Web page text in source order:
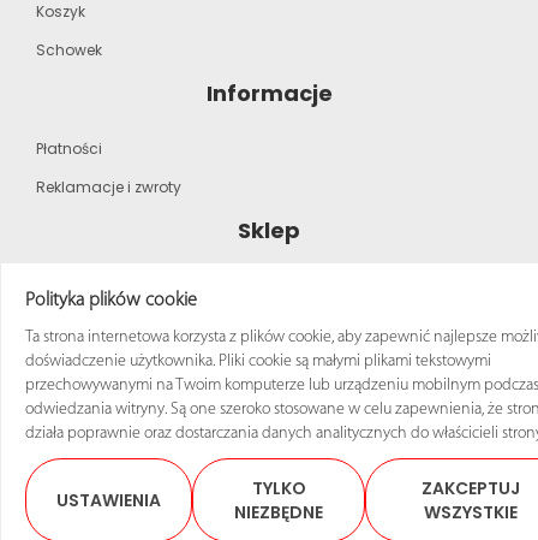
Koszyk
Schowek
Informacje
Płatności
Reklamacje i zwroty
Sklep
Strona główna
Katalog produktów
Regulamin zakupów
© 2025 Sklep ANRO Wszelkie prawa zastrzeżone
Polityka plików cookie
Ta strona internetowa korzysta z plików cookie, aby zapewnić najlepsze
doświadczenie użytkownika. Pliki cookie są małymi plikami tekstowymi
przechowywanymi na Twoim komputerze lub urządzeniu mobilnym podczas
odwiedzania witryny. Są one szeroko stosowane w celu zapewnienia, że
działa poprawnie oraz dostarczania danych analitycznych do właścicieli
USTAWIENIA
TYLKO
NIEZBĘDNE
ZAKCEPTUJ
WSZYSTKIE